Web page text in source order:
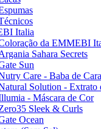
Italia
da EMMEBI
Sahara Secrets
Sun
Care - Baba de
Solution - Extrato
- Máscara de Cor
Sleek & Curls
Ocean